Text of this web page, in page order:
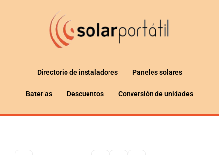
Directorio de instaladores Paneles solares
Baterías Descuentos Conversión de unidades